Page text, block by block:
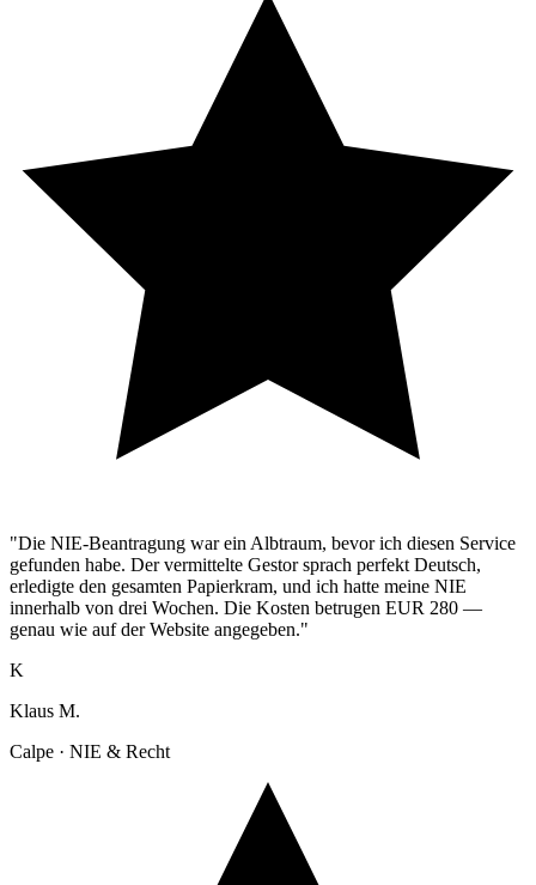
"Die NIE-Beantragung war ein Albtraum, bevor ich diesen Service
gefunden habe. Der vermittelte Gestor sprach perfekt Deutsch,
erledigte den gesamten Papierkram, und ich hatte meine NIE
innerhalb von drei Wochen. Die Kosten betrugen EUR 280 —
genau wie auf der Website angegeben."
K
Klaus M.
Calpe · NIE & Recht